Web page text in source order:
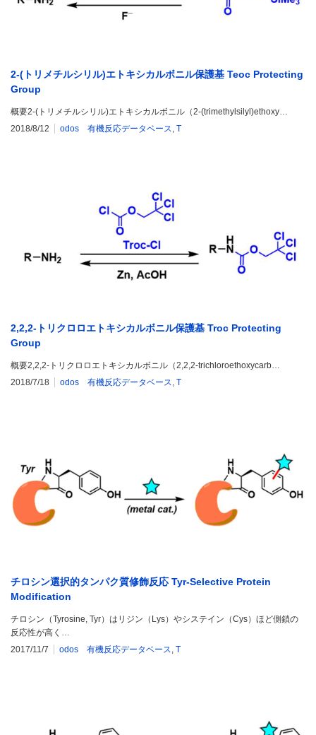
2-(トリメチルシリル)エトキシカルボニル保護基 Teoc Protecting
Group
概要2-(トリメチルシリル)エトキシカルボニル（2-(trimethylsilyl)ethoxy…
2018/8/12
odos 有機反応データベース T
2,2,2-トリクロロエトキシカルボニル保護基 Troc Protecting
Group
概要2,2,2-トリクロロエトキシカルボニル（2,2,2-trichloroethoxycarb…
2018/7/18
odos 有機反応データベース T
チロシン選択的タンパク質修飾反応 Tyr-Selective Protein
Modification
チロシン（Tyrosine, Tyr）はリジン（Lys）やシステイン（Cys）ほど側鎖の
反応性が高く…
2017/11/7
odos 有機反応データベース, T